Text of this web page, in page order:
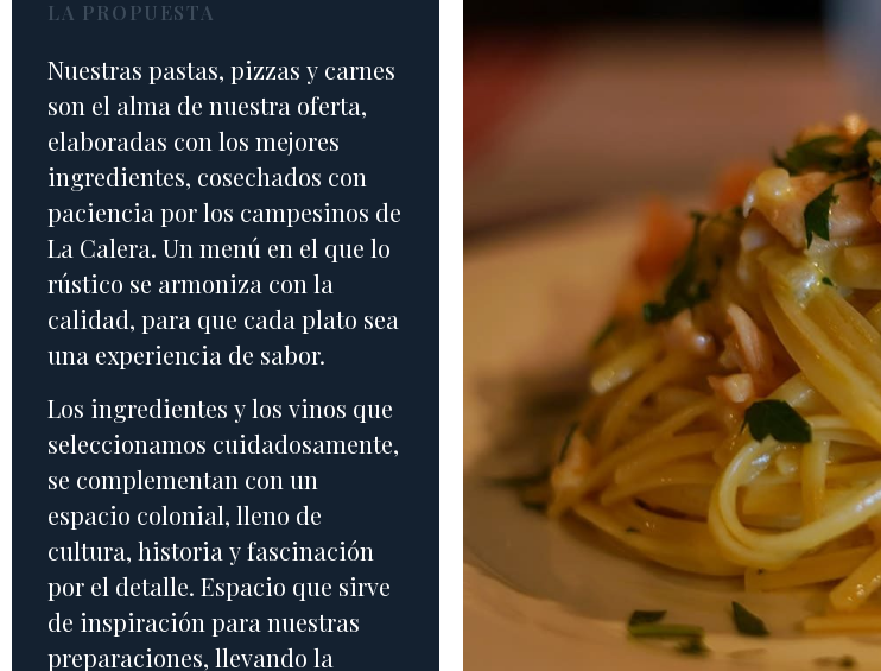
LA PROPUESTA
Nuestras pastas, pizzas y carnes
son el alma de nuestra oferta,
elaboradas con los mejores
ingredientes, cosechados con
paciencia por los campesinos de
La Calera. Un menú en el que lo
rústico se armoniza con la
calidad, para que cada plato sea
una experiencia de sabor.
Los ingredientes y los vinos que
seleccionamos cuidadosamente,
se complementan con un
espacio colonial, lleno de
cultura, historia y fascinación
por el detalle. Espacio que sirve
de inspiración para nuestras
preparaciones, llevando la